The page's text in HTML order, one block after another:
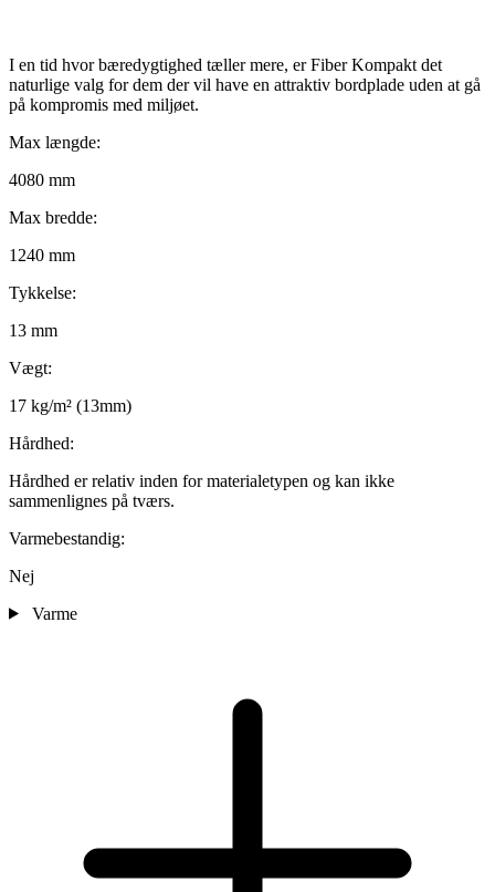
I en tid hvor bæredygtighed tæller mere, er Fiber Kompakt det
naturlige valg for dem der vil have en attraktiv bordplade uden at gå
på kompromis med miljøet.
Max længde:
4080 mm
Max bredde:
1240 mm
Tykkelse:
13 mm
Vægt:
17 kg/m² (13mm)
Hårdhed:
Hårdhed er relativ inden for materialetypen og kan ikke
sammenlignes på tværs.
Varmebestandig:
Nej
Varme